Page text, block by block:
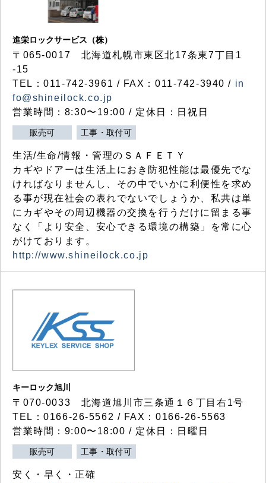
進栄ロックサービス（株）
〒065-0017 北海道札幌市東区北17条東7丁目1
-15
TEL：011-742-3961 / FAX：011-742-3940 / in
fo@shineilock.co.jp
営業時間：8:30〜19:00 / 定休日：日祝日
販売可 工事・取付可
生活/生命/情報・管理のＳＡＦＥＴＹ
カギやドアーは生活上におき防犯性能は最優先でな
ければなりませんし、その中でいかに利便性を求め
る事が現在社会の表れでないでしょうか、私共は単
にカギやその周辺機器の交換を行うだけに留まる事
なく「より安全、安心できる環境の構築」を常に心
がけております。
http://www.shineilock.co.jp
キーロック旭川
〒070-0033 北海道旭川市三条通１６丁目右1号
TEL：0166-26-5562 / FAX：0166-26-5563
営業時間：9:00〜18:00 / 定休日：日曜日
販売可 工事・取付可
安く・早く・正確